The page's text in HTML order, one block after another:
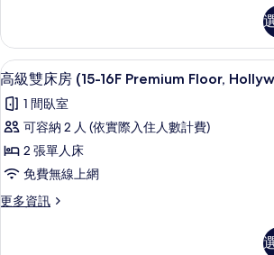
Premium
Floor)
的
所
有
相
雙
床
房
16F
Premium
的
詳
顯
示
高
級
雙
床
房
客房內保險
8
高級雙床房 (15-16F Premium Floor,
1 間臥室
可容納 2 人 (依實際入住人數計費)
2 張單人床
免費無線上網
更多資訊
更